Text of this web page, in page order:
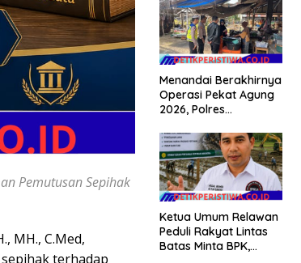
Pemutusan Sepihak
MH., C.Med,
terhadap
Klarifikasi Isu Hoax
Menandai Berakhirnya
Operasi Pekat Agung
2026, Polres
Apel Konsolidasi
Tegakkan
Harkamtibmas
Ketua Umum Relawan
Peduli Rakyat Lintas
Batas Minta BPK,